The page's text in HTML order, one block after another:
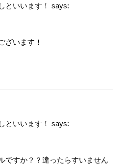
といいます！
says:
ざいます！
といいます！
says:
ですか？？違ったらすいません